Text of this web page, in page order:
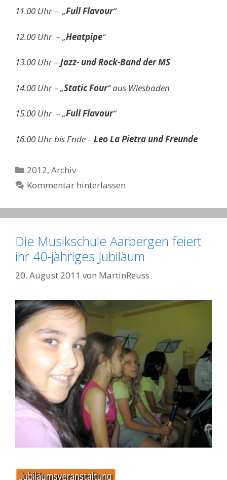
11.00 Uhr – „Full Flavour“
12.00 Uhr – „Heatpipe“
13.00 Uhr –Jazz- und Rock-Band der MS
14.00 Uhr – „Static Four“ aus Wiesbaden
15.00 Uhr – „Full Flavour“
16.00 Uhr bis Ende –Leo La Pietra und Freunde
Kategorien
2012,Archiv
Kommentar hinterlassen
Die Musikschule Aarbergen feiert
ihr 40-jähriges Jubiläum
20. August 2011 von MartinReuss